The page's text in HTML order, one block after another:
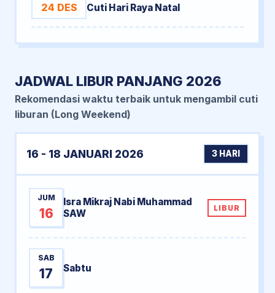
24 DES Cuti Hari Raya Natal
JADWAL LIBUR PANJANG 2026
Rekomendasi waktu terbaik untuk mengambil cuti
liburan (Long Weekend)
16 - 18 JANUARI 2026 3 HARI
JUM
16
Isra Mikraj Nabi Muhammad
SAW
LIBUR
SAB
17 Sabtu